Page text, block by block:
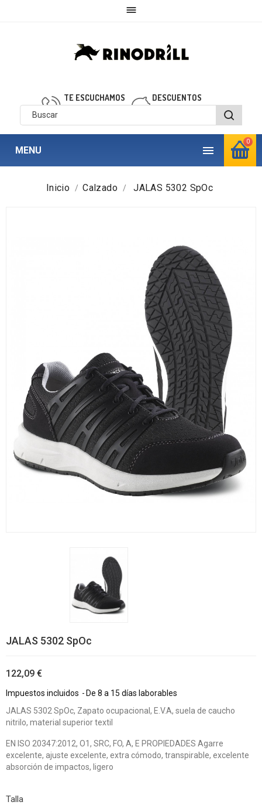

0
TE ESCUCHAMOS
910 850 040
DESCUENTOS
personalizados

MENU
Inicio Calzado JALAS 5302 SpOc
JALAS 5302 SpOc
122,09 €
Impuestos incluidos
De 8 a 15 días laborables
JALAS 5302 SpOc, Zapato ocupacional, E.V.A, suela de caucho
nitrilo, material superior textil
EN ISO 20347:2012, O1, SRC, FO, A, E PROPIEDADES Agarre
excelente, ajuste excelente, extra cómodo, transpirable, excelente
absorción de impactos, ligero
Talla